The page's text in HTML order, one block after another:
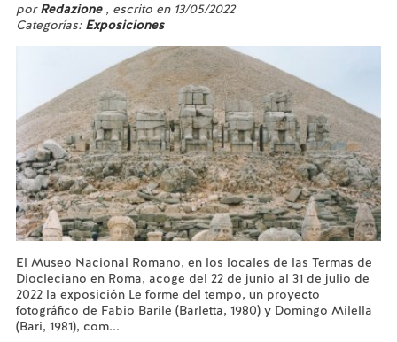
porRedazione , escrito en 13/05/2022
Categorías: Exposiciones
El Museo Nacional Romano, en los locales de las Termas de
Diocleciano en Roma, acoge del 22 de junio al 31 de julio de
2022 la exposición Le forme del tempo, un proyecto
fotográfico de Fabio Barile (Barletta, 1980) y Domingo Milella
(Bari, 1981), com...